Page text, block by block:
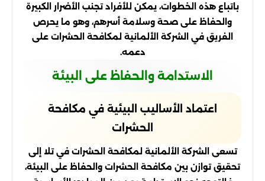
باتباع هذه الخطوات، يمكن للأفراد تجنب الأضرار الكبيرة
والحفاظ على صحة وسلامة أسرهم، وهو ما يحرص
الفريق في الشركة الألمانية لمكافحة الحشرات على
دعمه.
الاستدامة والحفاظ على البيئة
اعتماد الأساليب البيئية في مكافحة
الحشرات
تسعى الشركة الألمانية لمكافحة الحشرات في تلا إلى
تحقيق توازن بين مكافحة الحشرات والحفاظ على البيئة،